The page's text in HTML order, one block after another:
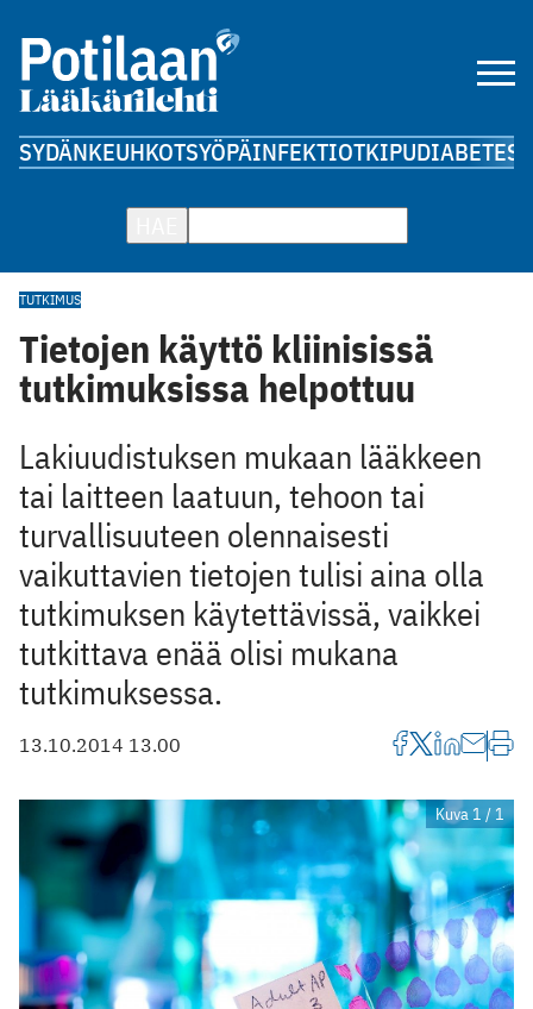
SYDÄNKEUHKOTSYÖPÄINFEKTIOTKIPUDIABETES
TUTKIMUS
Tietojen käyttö kliinisissä
tutkimuksissa helpottuu
Lakiuudistuksen mukaan lääkkeen
tai laitteen laatuun, tehoon tai
turvallisuuteen olennaisesti
vaikuttavien tietojen tulisi aina olla
tutkimuksen käytettävissä, vaikkei
tutkittava enää olisi mukana
tutkimuksessa.
13.10.2014 13.00
Kuva 1 / 1